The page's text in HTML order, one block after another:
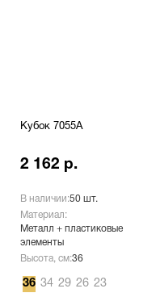
Кубок 7055A
2 162 р.
В наличии:50 шт.
Материал:
Металл + пластиковые
элементы
Высота, см:36
36 34 29 26 23